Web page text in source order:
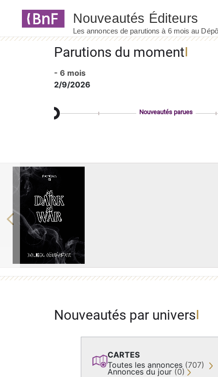
Parutions du moment
- 6 mois
2/9/2026
Nouveautés parues
Previous
Nouveautés par univers
CARTES
Toutes les annonces (707)
Annonces du jour (0)